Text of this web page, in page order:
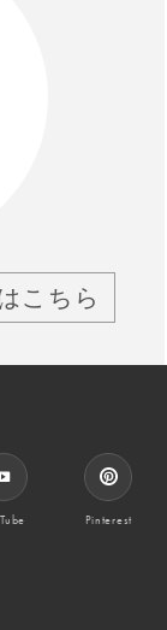
こちら
Pinterest